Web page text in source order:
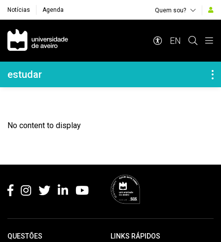
Notícias Agenda Quem sou?
Navegação Principal
EN
Navegação Lateral
estudar
No content to display
QUESTÕES LINKS RÁPIDOS